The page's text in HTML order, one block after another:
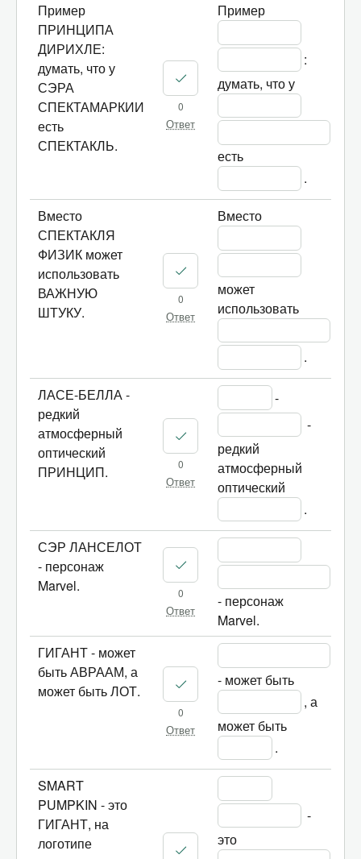
Пример
ПРИНЦИПА
ДИРИХЛЕ:
думать, что у
СЭРА
СПЕКТАМАРКИИ
есть
СПЕКТАКЛЬ.
0
Ответ
Пример
:
думать, что у
есть
.
Вместо
СПЕКТАКЛЯ
ФИЗИК может
использовать
ВАЖНУЮ
ШТУКУ.
0
Ответ
Вместо
может
использовать
.
ЛАСЕ-БЕЛЛА -
редкий
атмосферный
оптический
ПРИНЦИП.
0
Ответ
-
-
редкий
атмосферный
оптический
.
СЭР ЛАНСЕЛОТ
- персонаж
Marvel.
0
Ответ
- персонаж
Marvel.
ГИГАНТ - может
быть АВРААМ, а
может быть ЛОТ.
0
Ответ
- может быть
, а
может быть
.
SMART
PUMPKIN - это
ГИГАНТ, на
логотипе
-
это